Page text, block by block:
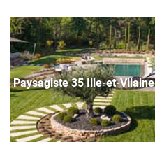
Paysagiste 35 Ille-et-Vilaine